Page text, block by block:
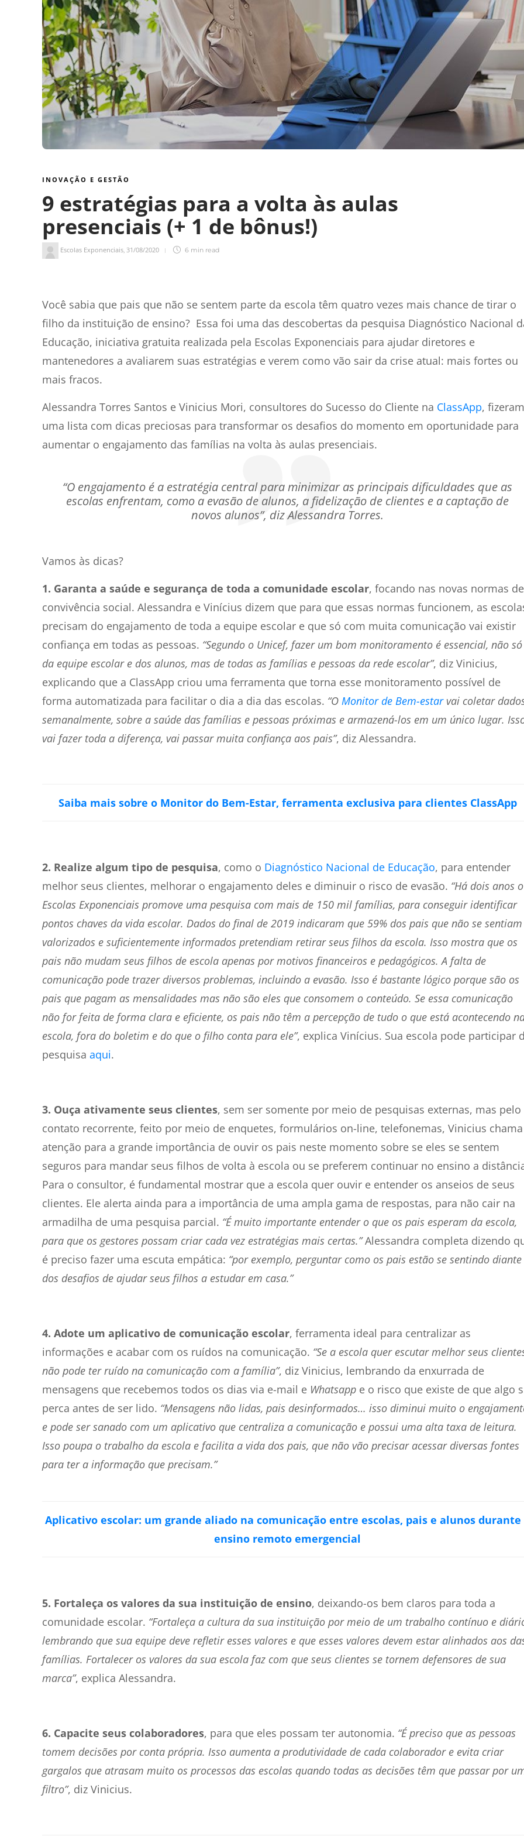
INOVAÇÃO E GESTÃO
9 estratégias para a volta às aulas
presenciais (+ 1 de bônus!)
Escolas Exponenciais, 31/08/2020 6 min read
Você sabia que pais que não se sentem parte da escola têm quatro vezes mais chance de tirar o
filho da instituição de ensino? Essa foi uma das descobertas da pesquisa Diagnóstico Nacional
Educação, iniciativa gratuita realizada pela Escolas Exponenciais para ajudar diretores e
mantenedores a avaliarem suas estratégias e verem como vão sair da crise atual: mais fortes ou
mais fracos.
Alessandra Torres Santos e Vinicius Mori, consultores do Sucesso do Cliente na ClassApp, fizeram
uma lista com dicas preciosas para transformar os desafios do momento em oportunidade para
aumentar o engajamento das famílias na volta às aulas presenciais.
“O engajamento é a estratégia central para minimizar as principais dificuldades que as
escolas enfrentam, como a evasão de alunos, a fidelização de clientes e a captação de
novos alunos”, diz Alessandra Torres.
Vamos às dicas?
1. Garanta a saúde e segurança de toda a comunidade escolar, focando nas novas normas de
convivência social. Alessandra e Vinícius dizem que para que essas normas funcionem, as
precisam do engajamento de toda a equipe escolar e que só com muita comunicação vai existir
confiança em todas as pessoas. “Segundo o Unicef, fazer um bom monitoramento é essencial, não só
da equipe escolar e dos alunos, mas de todas as famílias e pessoas da rede escolar”, diz Vinicius,
explicando que a ClassApp criou uma ferramenta que torna esse monitoramento possível de
forma automatizada para facilitar o dia a dia das escolas. “O Monitor de Bem-estarvai coletar
semanalmente, sobre a saúde das famílias e pessoas próximas e armazená-los em um único lugar.
vai fazer toda a diferença, vai passar muita confiança aos pais”, diz Alessandra.
Saiba mais sobre o Monitor do Bem-Estar, ferramenta exclusiva para clientes ClassApp
2. Realize algum tipo de pesquisa, como o Diagnóstico Nacional de Educação, para entender
melhor seus clientes, melhorar o engajamento deles e diminuir o risco de evasão. “Há dois anos o
Escolas Exponenciais promove uma pesquisa com mais de 150 mil famílias, para conseguir identificar
pontos chaves da vida escolar. Dados do final de 2019 indicaram que 59% dos pais que não se sentiam
valorizados e suficientemente informados pretendiam retirar seus filhos da escola. Isso mostra que os
pais não mudam seus filhos de escola apenas por motivos financeiros e pedagógicos. A falta de
comunicação pode trazer diversos problemas, incluindo a evasão. Isso é bastante lógico porque são os
pais que pagam as mensalidades mas não são eles que consomem o conteúdo. Se essa comunicação
não for feita de forma clara e eficiente, os pais não têm a percepção de tudo o que está acontecendo
escola, fora do boletim e do que o filho conta para ele”, explica Vinícius. Sua escola pode participar
pesquisa aqui.
3. Ouça ativamente seus clientes, sem ser somente por meio de pesquisas externas, mas pelo
contato recorrente, feito por meio de enquetes, formulários on-line, telefonemas, Vinicius chama
atenção para a grande importância de ouvir os pais neste momento sobre se eles se sentem
seguros para mandar seus filhos de volta à escola ou se preferem continuar no ensino a
Para o consultor, é fundamental mostrar que a escola quer ouvir e entender os anseios de seus
clientes. Ele alerta ainda para a importância de uma ampla gama de respostas, para não cair na
armadilha de uma pesquisa parcial. “É muito importante entender o que os pais esperam da escola,
para que os gestores possam criar cada vez estratégias mais certas.”Alessandra completa dizendo
é preciso fazer uma escuta empática: “por exemplo, perguntar como os pais estão se sentindo diante
dos desafios de ajudar seus filhos a estudar em casa.”
4. Adote um aplicativo de comunicação escolar, ferramenta ideal para centralizar as
informações e acabar com os ruídos na comunicação. “Se a escola quer escutar melhor seus
não pode ter ruído na comunicação com a família”, diz Vinicius, lembrando da enxurrada de
mensagens que recebemos todos os dias via e-mail e Whatsapp e o risco que existe de que algo
perca antes de ser lido. “Mensagens não lidas, pais desinformados… isso diminui muito o
e pode ser sanado com um aplicativo que centraliza a comunicação e possui uma alta taxa de leitura.
Isso poupa o trabalho da escola e facilita a vida dos pais, que não vão precisar acessar diversas fontes
para ter a informação que precisam.”
Aplicativo escolar: um grande aliado na comunicação entre escolas, pais e alunos durante
ensino remoto emergencial
5. Fortaleça os valores da sua instituição de ensino, deixando-os bem claros para toda a
comunidade escolar. “Fortaleça a cultura da sua instituição por meio de um trabalho contínuo e
lembrando que sua equipe deve refletir esses valores e que esses valores devem estar alinhados aos
famílias. Fortalecer os valores da sua escola faz com que seus clientes se tornem defensores de sua
marca”, explica Alessandra.
6. Capacite seus colaboradores, para que eles possam ter autonomia. “É preciso que as pessoas
tomem decisões por conta própria. Isso aumenta a produtividade de cada colaborador e evita criar
gargalos que atrasam muito os processos das escolas quando todas as decisões têm que passar por
filtro”, diz Vinicius.